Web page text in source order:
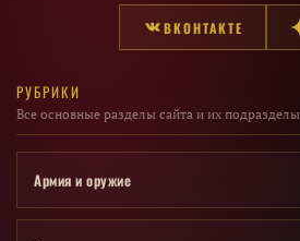
ВКОНТАКТЕ
РУБРИКИ
Все основные разделы сайта и их подразделы
Армия и оружие